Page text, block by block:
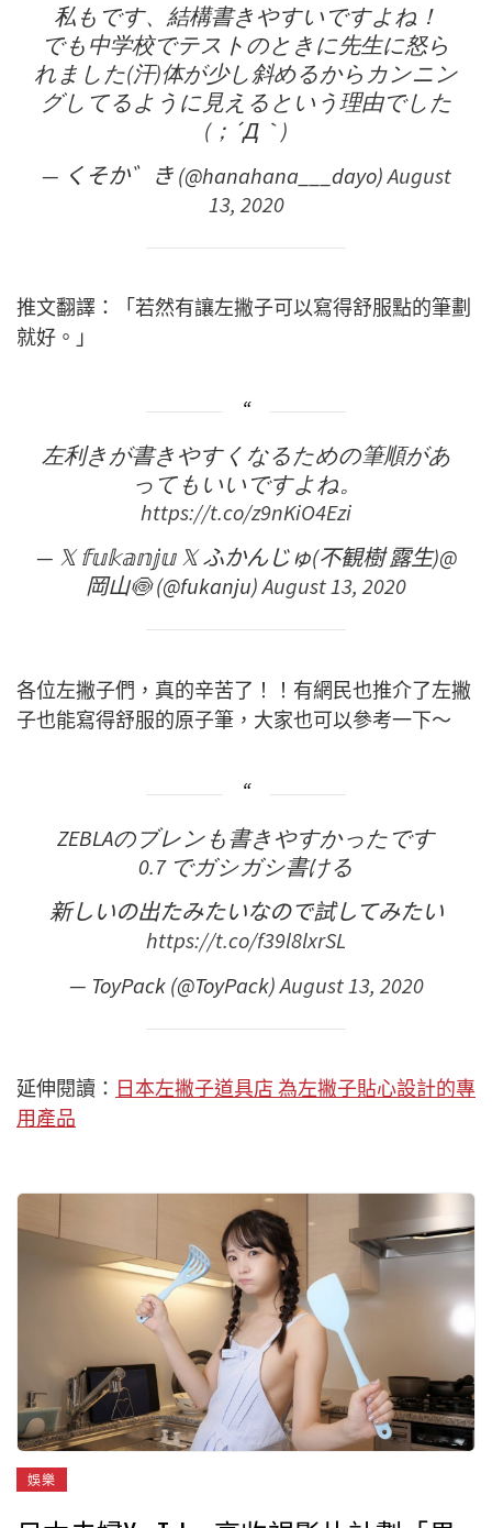
私もです、結構書きやすいですよね！
でも中学校でテストのときに先生に怒ら
れました(汗)体が少し斜めるからカンニン
グしてるように見えるという理由でした
(；´Д｀)
— くそか゛き (@hanahana___dayo)August
13, 2020
推文翻譯：「若然有讓左撇子可以寫得舒服點的筆劃
就好。」
左利きが書きやすくなるための筆順があ
ってもいいですよね。
https://t.co/z9nKiO4Ezi
— 𝕏 𝕗𝕦𝕜𝕒𝕟𝕛𝕦 𝕏 ふかんじゅ(不観樹 露生)@
岡山🍥 (@fukanju)August 13, 2020
各位左撇子們，真的辛苦了！！有網民也推介了左撇
子也能寫得舒服的原子筆，大家也可以參考一下～
ZEBLAのブレンも書きやすかったです
0.7 でガシガシ書ける
新しいの出たみたいなので試してみたい
https://t.co/f39l8lxrSL
— ToyPack (@ToyPack)August 13, 2020
延伸閱讀： 日本左撇子道具店 為左撇子貼心設計的專
用產品
娛樂